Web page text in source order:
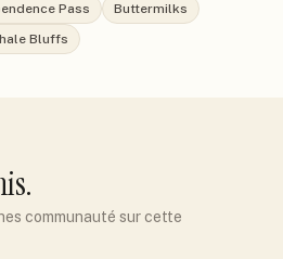
Pass
Buttermilks
Bluffs
.
communauté sur cette